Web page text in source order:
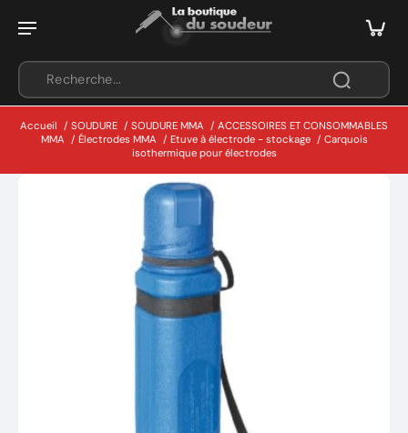
Accueil / SOUDURE / SOUDURE MMA / ACCESSOIRES ET CONSOMMABLES
MMA / Électrodes MMA / Etuve à électrode - stockage / Carquois
isothermique pour électrodes